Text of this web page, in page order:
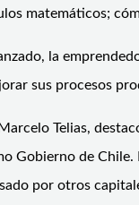
matemáticos;
la
sus procesos
Telias,
Gobierno de
por otros